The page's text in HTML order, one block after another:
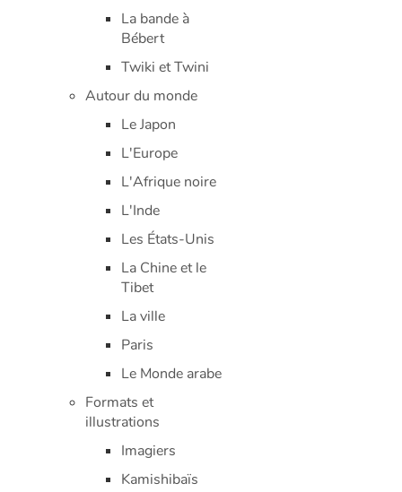
La bande à
Bébert
Twiki et Twini
Autour du monde
Le Japon
L'Europe
L'Afrique noire
L'Inde
Les États-Unis
La Chine et le
Tibet
La ville
Paris
Le Monde arabe
Formats et
illustrations
Imagiers
Kamishibaïs